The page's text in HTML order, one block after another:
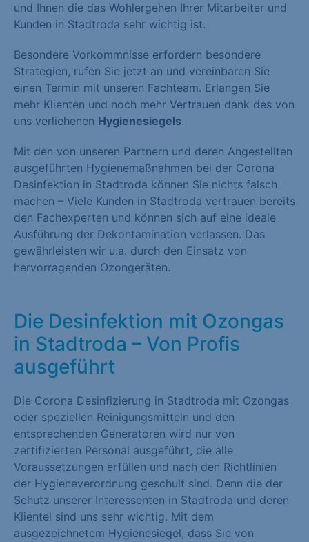
und Ihnen die das Wohlergehen Ihrer Mitarbeiter und
Kunden in Stadtroda sehr wichtig ist.
Besondere Vorkommnisse erfordern besondere
Strategien, rufen Sie jetzt an und vereinbaren Sie
einen Termin mit unseren Fachteam. Erlangen Sie
mehr Klienten und noch mehr Vertrauen dank des von
uns verliehenen Hygienesiegels.
Mit den von unseren Partnern und deren Angestellten
ausgeführten Hygienemaßnahmen bei der Corona
Desinfektion in Stadtroda können Sie nichts falsch
machen – Viele Kunden in Stadtroda vertrauen bereits
den Fachexperten und können sich auf eine ideale
Ausführung der Dekontamination verlassen. Das
gewährleisten wir u.a. durch den Einsatz von
hervorragenden Ozongeräten.
Die Desinfektion mit Ozongas
in Stadtroda – Von Profis
ausgeführt
Die Corona Desinfizierung in Stadtroda mit Ozongas
oder speziellen Reinigungsmitteln und den
entsprechenden Generatoren wird nur von
zertifizierten Personal ausgeführt, die alle
Voraussetzungen erfüllen und nach den Richtlinien
der Hygieneverordnung geschult sind. Denn die der
Schutz unserer Interessenten in Stadtroda und deren
Klientel sind uns sehr wichtig. Mit dem
ausgezeichnetem Hygienesiegel, dass Sie von